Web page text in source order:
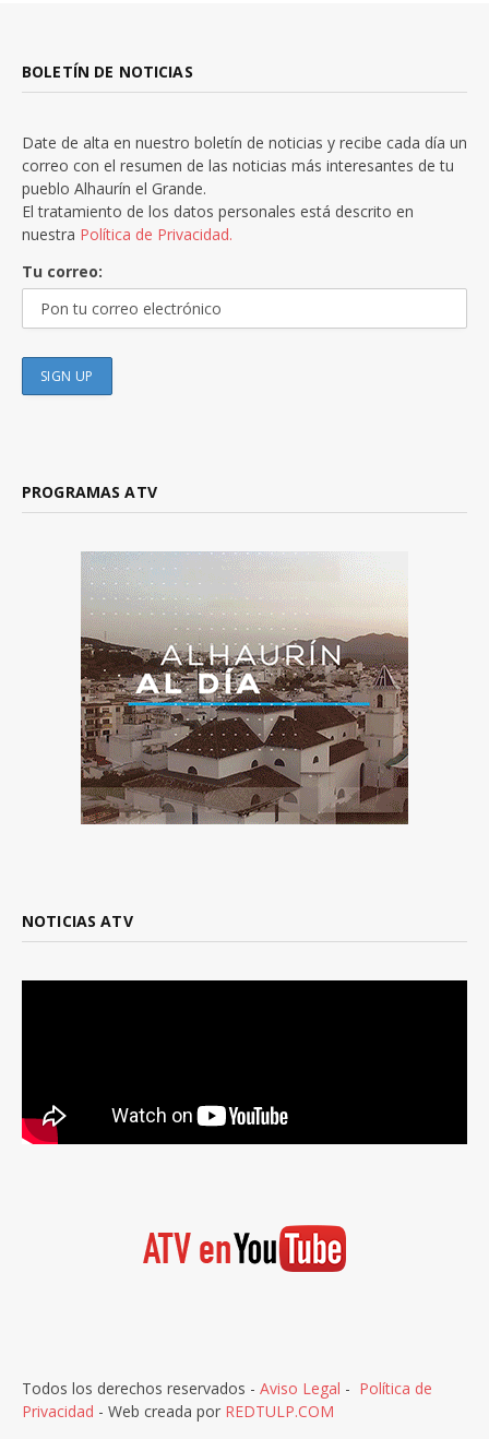
BOLETÍN DE NOTICIAS
Date de alta en nuestro boletín de noticias y recibe cada día un
correo con el resumen de las noticias más interesantes de tu
pueblo Alhaurín el Grande.
El tratamiento de los datos personales está descrito en
nuestra Política de Privacidad.
Tu correo:
PROGRAMAS ATV
NOTICIAS ATV
Todos los derechos reservados - Aviso Legal - Política de
Privacidad - Web creada por REDTULP.COM